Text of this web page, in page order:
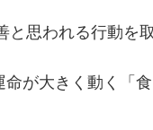
と思われる行動を
命が大きく動く「